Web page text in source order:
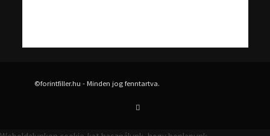
©forintfiller.hu - Minden jog fenntartva.